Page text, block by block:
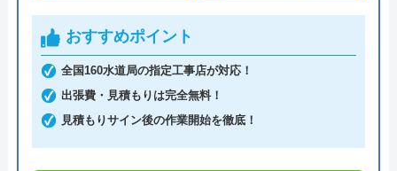
格」を提供し、設置・交換も技術力の高いスタッフ
が対応してくれるなど高品質なサービスを受けられ
るのが大きな特徴です。
0120-54-8419
おすすめポイント
全国160水道局の指定工事店が対応！
出張費・見積もりは完全無料！
見積もりサイン後の作業開始を徹底！